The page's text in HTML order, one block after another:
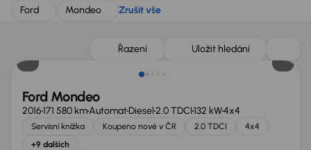
Ford
Mondeo Zrušit vše
Řazení Uložit hledání
Zlevněno o 30 000 Kč
Ford Mondeo
2016171 580 kmAutomatDiesel2.0 TDCI132 kW4x4
Servisní knížka Koupeno nové v ČR 2.0 TDCI
4x4
+9 dalších